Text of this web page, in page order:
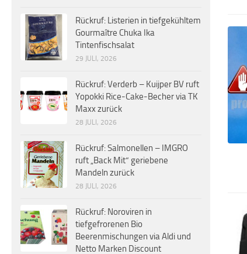
Rückruf: Listerien in tiefgekühltem
Gourmaître Chuka Ika
Tintenfischsalat
29 JULI, 2026
Rückruf: Verderb – Kuijper BV ruft
Yopokki Rice-Cake-Becher via TK
Maxx zurück
28 JULI, 2026
Rückruf: Salmonellen – IMGRO
ruft „Back Mit“ geriebene
Mandeln zurück
28 JULI, 2026
Rückruf: Noroviren in
tiefgefrorenen Bio
Beerenmischungen via Aldi und
Netto Marken Discount